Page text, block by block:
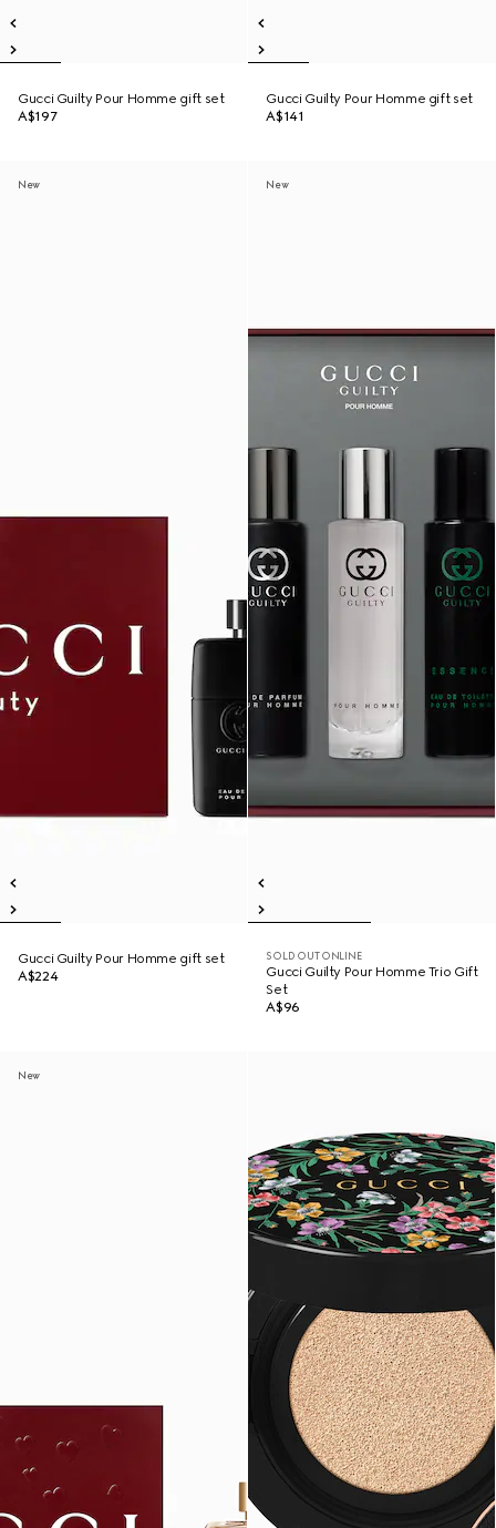
Gucci Guilty Pour Homme gift set
A$197
Gucci Guilty Pour Homme gift set
A$141
New
Gucci Guilty Pour Homme gift set
A$224
New
SOLD OUT ONLINE
Gucci Guilty Pour Homme Trio Gift
Set
A$96
New